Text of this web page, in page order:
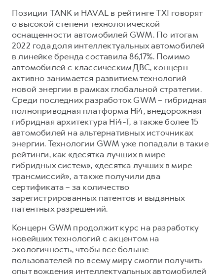
Позиции TANK и HAVAL в рейтинге TXI говорят
о высокой степени технологической
оснащенности автомобилей GWM. По итогам
2022 года доля интеллектуальных автомобилей
в линейке бренда составила 86,17%. Помимо
автомобилей с классическим ДВС, концерн
активно занимается развитием технологий
новой энергии в рамках глобальной стратегии.
Среди последних разработок GWM – гибридная
полноприводная платформа Hi4, внедорожная
гибридная архитектура Hi4-T, а также более 15
автомобилей на альтернативных источниках
энергии. Технологии GWM уже попадали в такие
рейтинги, как «десятка лучших в мире
гибридных систем», «десятка лучших в мире
трансмиссий», а также получили два
сертификата – за количество
зарегистрированных патентов и выданных
патентных разрешений.
Концерн GWM продолжит курс на разработку
новейших технологий с акцентом на
экологичность, чтобы все больше
пользователей по всему миру смогли получить
опыт вождения интеллектуальных автомобилей